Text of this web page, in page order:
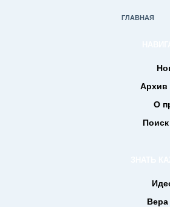
ГЛАВНАЯ
Архив
О
Вера